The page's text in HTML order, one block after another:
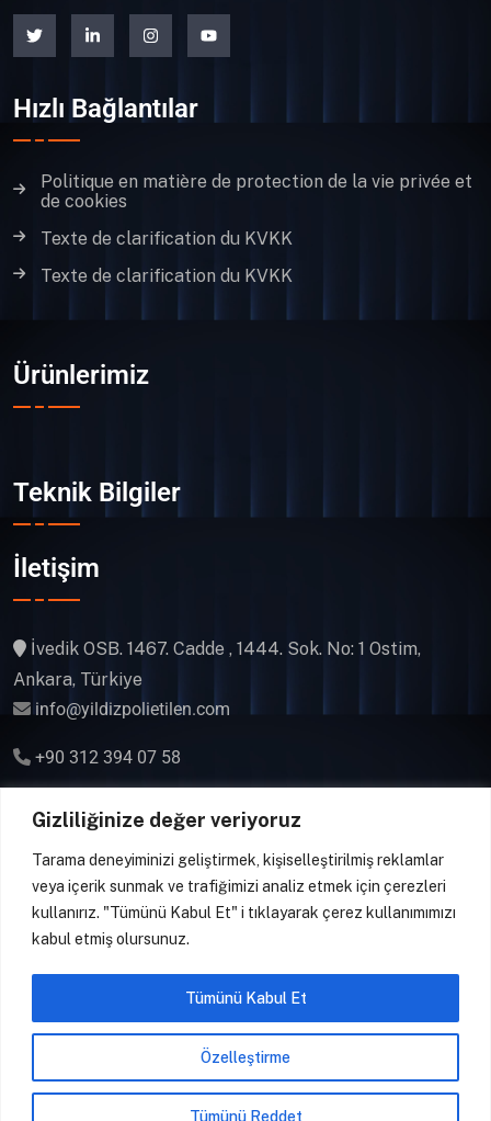
Gizliliğinize değer veriyoruz
Tarama deneyiminizi geliştirmek, kişiselleştirilmiş reklamlar
veya içerik sunmak ve trafiğimizi analiz etmek için çerezleri
kullanırız. "Tümünü Kabul Et" i tıklayarak çerez kullanımımızı
kabul etmiş olursunuz.
Özelleştirme
Tümünü Reddet
Tümünü Kabul Et
Hızlı Bağlantılar
Politique en matière de protection de la vie privée et
de cookies
Texte de clarification du KVKK
Texte de clarification du KVKK
Ürünlerimiz
Teknik Bilgiler
İletişim
İvedik OSB. 1467. Cadde , 1444. Sok. No: 1 Ostim,
Ankara, Türkiye
info@yildizpolietilen.com
+90 312 394 07 58
+90 541 394 07 58
2025 YILDIZ POLİETİLEN Tüm hakları
saklıdır.